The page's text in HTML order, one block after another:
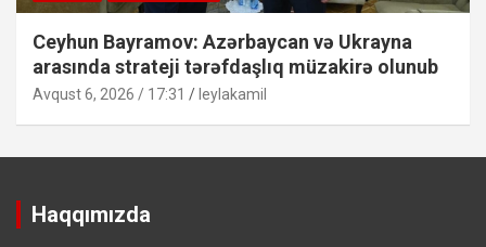
Ceyhun Bayramov: Azərbaycan və Ukrayna
arasında strateji tərəfdaşlıq müzakirə olunub
Avqust 6, 2026 / 17:31 leylakamil
Haqqımızda